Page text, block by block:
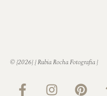
© {2026} { Rubia Rocha Fotografia }